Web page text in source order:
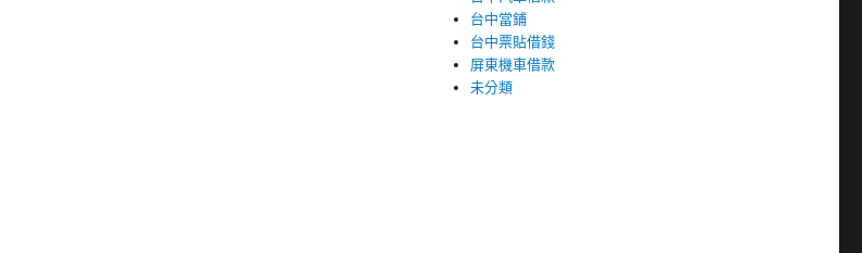
台中當鋪
台中票貼借錢
屏東機車借款
未分類